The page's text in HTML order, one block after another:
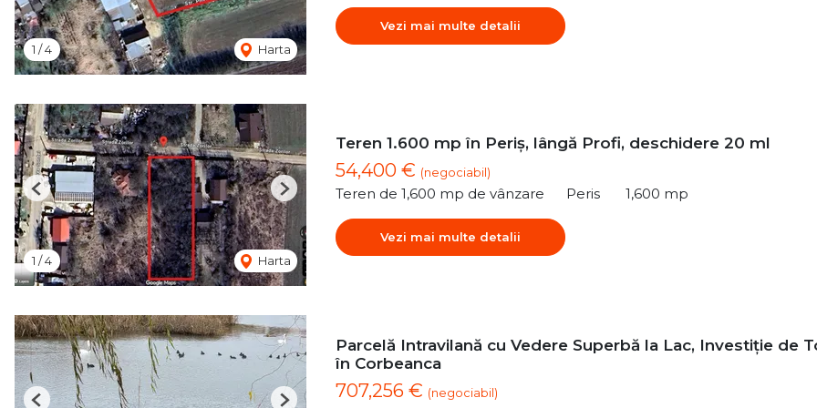
1 /4 Harta
Vezi mai multe detalii
1 /4 Harta
Previous Next
Teren 1.600 mp în Periș, lângă Profi, deschidere 20 ml
54,400 € (negociabil)
Teren de 1,600 mp de vânzare Peris 1,600 mp
Vezi mai multe detalii
Parcelă Intravilană cu Vedere Superbă la Lac, Investiție de
în Corbeanca
707,256 € (negociabil)